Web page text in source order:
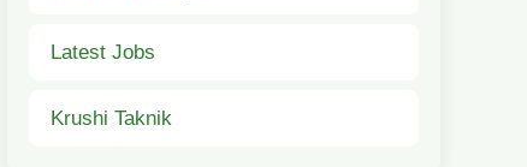
Latest Jobs
Krushi Taknik